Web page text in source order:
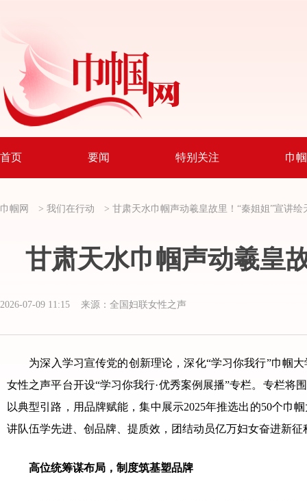
首页 要闻 特别关注 巾
巾帼网 > 我们在行动 > 甘肃天水巾帼声动羲皇故里！“秦姐姐”宣讲绘
甘肃天水巾帼声动羲皇
2026-07-09 11:15 来源：全国妇联女性之声
为深入学习宣传党的创新理论，深化“学习你我行”巾帼大
女性之声平台开设“学习你我行·优秀案例展播”专栏。专栏将
以典型引路，用品牌赋能，集中展示2025年推选出的50个巾
讲队伍学先进、创品牌、提质效，团结动员亿万妇女奋进新
高位统筹谋布局，制度筑基塑品牌